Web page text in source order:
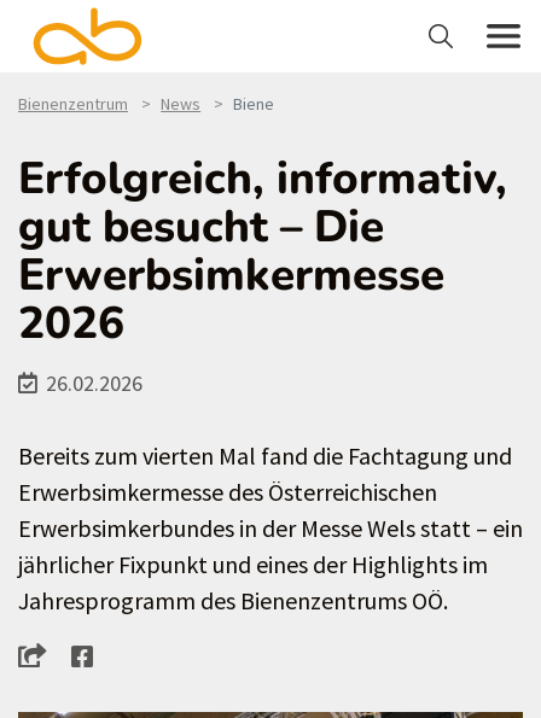
Bienenzentrum News Biene
Erfolgreich, informativ,
gut besucht – Die
Erwerbsimkermesse
2026
26.02.2026
Bereits zum vierten Mal fand die Fachtagung und
Erwerbsimkermesse des Österreichischen
Erwerbsimkerbundes in der Messe Wels statt – ein
jährlicher Fixpunkt und eines der Highlights im
Jahresprogramm des Bienenzentrums OÖ.